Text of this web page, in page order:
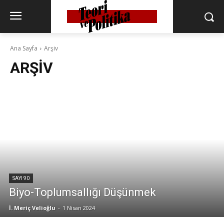
Ana Sayfa Arşiv
ARŞIV
SAYI 90
Biyo-Toplumsallığı Düşünmek
İ. Meriç Velioğlu - 1 Nisan 2024